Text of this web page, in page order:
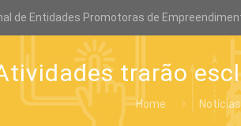
de Entidades Promotoras de
trarão
Home Notícias